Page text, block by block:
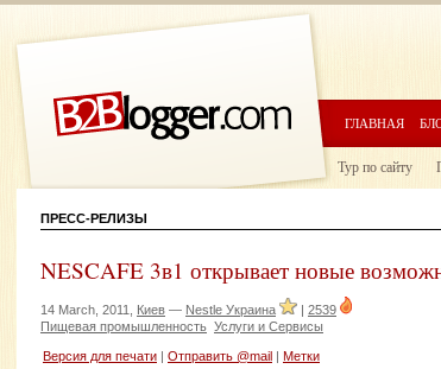
ГЛАВНАЯ
Тур по сайту
ПРЕСС-РЕЛИЗЫ
NESCAFE 3в1 открывает новые
14 March, 2011, Киев — Nestle Украина | 2539
Пищевая промышленность Услуги и Сервисы
Версия для печати Отправить @mail Метки